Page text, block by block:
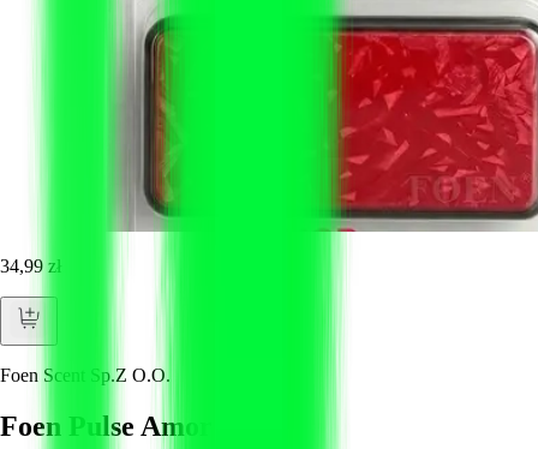
34,99 zł
Foen Scent Sp.Z O.O.
Foen Pulse Amor